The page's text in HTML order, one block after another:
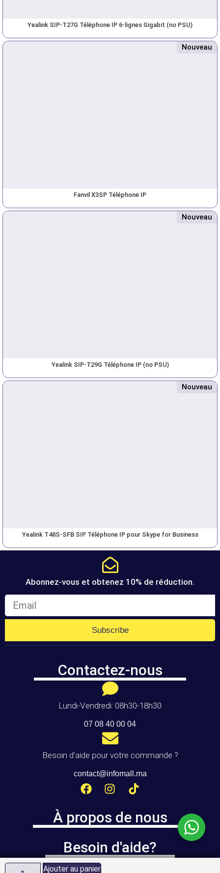
Ajouter au panier
Yealink SIP-T27G Téléphone IP 6-lignes Gigabit (no PSU)
Nouveau
Fanvil X3SP Téléphone IP
Nouveau
Yealink SIP-T29G Téléphone IP (no PSU)
Nouveau
Yealink T48S-SFB SIP Téléphone IP pour Skype for Business
Abonnez-vous et obtenez 10% de réduction.
Subscribe
Contactez-nous
Lundi-Vendredi: 08h30-18h30
07 08 40 00 04
Besoin d'aide pour votre commande ?
contact@infomall.ma
À propos de nous
Besoin d'aide?